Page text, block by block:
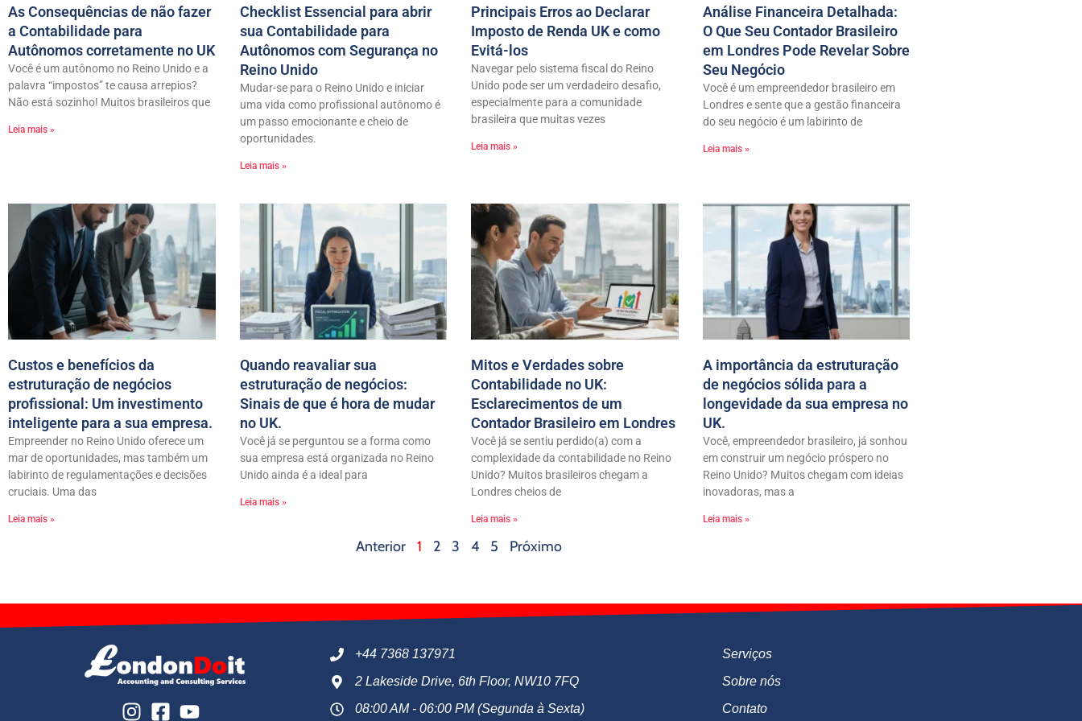
As Consequências de não fazer
a Contabilidade para
Autônomos corretamente no UK
Você é um autônomo no Reino Unido e a
palavra “impostos” te causa arrepios?
Não está sozinho! Muitos brasileiros que
Leia mais »
Checklist Essencial para abrir
sua Contabilidade para
Autônomos com Segurança no
Reino Unido
Mudar-se para o Reino Unido e iniciar
uma vida como profissional autônomo é
um passo emocionante e cheio de
oportunidades.
Leia mais »
Principais Erros ao Declarar
Imposto de Renda UK e como
Evitá-los
Navegar pelo sistema fiscal do Reino
Unido pode ser um verdadeiro desafio,
especialmente para a comunidade
brasileira que muitas vezes
Leia mais »
Análise Financeira Detalhada:
O Que Seu Contador Brasileiro
em Londres Pode Revelar Sobre
Seu Negócio
Você é um empreendedor brasileiro em
Londres e sente que a gestão financeira
do seu negócio é um labirinto de
Leia mais »
Custos e benefícios da
estruturação de negócios
profissional: Um investimento
inteligente para a sua empresa.
Empreender no Reino Unido oferece um
mar de oportunidades, mas também um
labirinto de regulamentações e decisões
cruciais. Uma das
Leia mais »
Quando reavaliar sua
estruturação de negócios:
Sinais de que é hora de mudar
no UK.
Você já se perguntou se a forma como
sua empresa está organizada no Reino
Unido ainda é a ideal para
Leia mais »
Mitos e Verdades sobre
Contabilidade no UK:
Esclarecimentos de um
Contador Brasileiro em Londres
Você já se sentiu perdido(a) com a
complexidade da contabilidade no Reino
Unido? Muitos brasileiros chegam a
Londres cheios de
Leia mais »
A importância da estruturação
de negócios sólida para a
longevidade da sua empresa no
UK.
Você, empreendedor brasileiro, já sonhou
em construir um negócio próspero no
Reino Unido? Muitos chegam com ideias
inovadoras, mas a
Leia mais »
Anterior 1 2 3 4 5 Próximo
+44 7368 137971
2 Lakeside Drive, 6th Floor, NW10 7FQ
08:00 AM - 06:00 PM (Segunda à Sexta)
Serviços
Sobre nós
Contato